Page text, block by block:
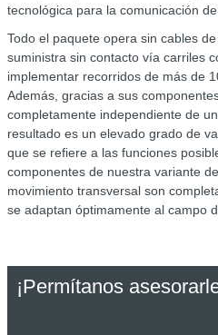
tecnológica para la comunicación
Todo el paquete opera sin cables
suministra sin contacto vía carriles
implementar recorridos de más de
Además, gracias a sus
completamente independiente de
resultado es un elevado grado de
que se refiere a las funciones
componentes de nuestra variante
movimiento transversal son
se adaptan óptimamente al campo
¡Permítanos